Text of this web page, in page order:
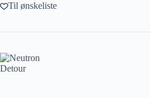
Til ønskeliste